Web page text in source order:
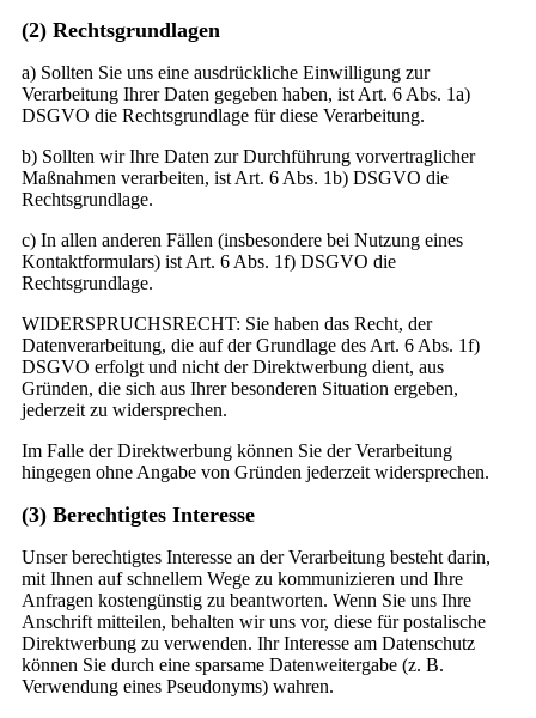
(2) Rechtsgrundlagen
a) Sollten Sie uns eine ausdrückliche Einwilligung zur
Verarbeitung Ihrer Daten gegeben haben, ist Art. 6 Abs. 1a)
DSGVO die Rechtsgrundlage für diese Verarbeitung.
b) Sollten wir Ihre Daten zur Durchführung vorvertraglicher
Maßnahmen verarbeiten, ist Art. 6 Abs. 1b) DSGVO die
Rechtsgrundlage.
c) In allen anderen Fällen (insbesondere bei Nutzung eines
Kontaktformulars) ist Art. 6 Abs. 1f) DSGVO die
Rechtsgrundlage.
WIDERSPRUCHSRECHT: Sie haben das Recht, der
Datenverarbeitung, die auf der Grundlage des Art. 6 Abs. 1f)
DSGVO erfolgt und nicht der Direktwerbung dient, aus
Gründen, die sich aus Ihrer besonderen Situation ergeben,
jederzeit zu widersprechen.
Im Falle der Direktwerbung können Sie der Verarbeitung
hingegen ohne Angabe von Gründen jederzeit widersprechen.
(3) Berechtigtes Interesse
Unser berechtigtes Interesse an der Verarbeitung besteht darin,
mit Ihnen auf schnellem Wege zu kommunizieren und Ihre
Anfragen kostengünstig zu beantworten. Wenn Sie uns Ihre
Anschrift mitteilen, behalten wir uns vor, diese für postalische
Direktwerbung zu verwenden. Ihr Interesse am Datenschutz
können Sie durch eine sparsame Datenweitergabe (z. B.
Verwendung eines Pseudonyms) wahren.